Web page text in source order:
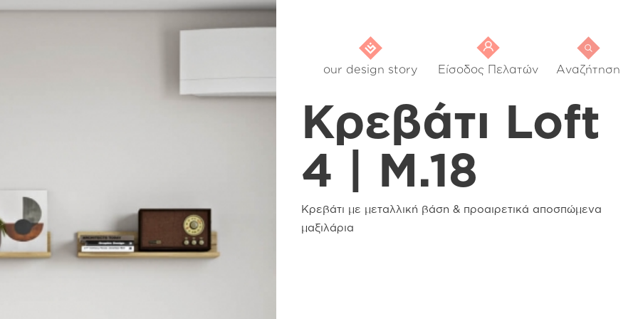
our design story Είσοδος Πελατών Αναζήτηση
Κρεβάτι Loft
4 | M.18
Κρεβάτι με μεταλλική βάση & προαιρετικά αποσπώμενα
μαξιλάρια